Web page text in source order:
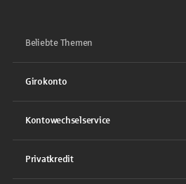
Beliebte Themen
Girokonto
Kontowechselservice
Privatkredit